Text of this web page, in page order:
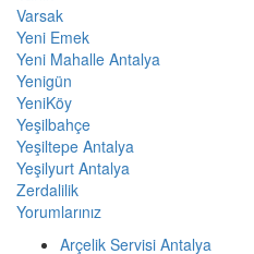
Varsak
Yeni Emek
Yeni Mahalle Antalya
Yenigün
YeniKöy
Yeşilbahçe
Yeşiltepe Antalya
Yeşilyurt Antalya
Zerdalilik
Yorumlarınız
Arçelik Servisi Antalya